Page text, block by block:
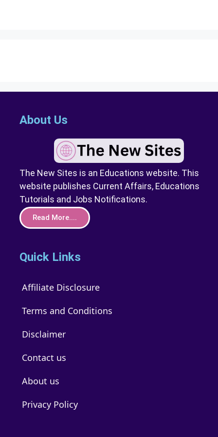
About Us
The New Sites is an Educations website. This
website publishes Current Affairs, Educations
Tutorials and Jobs Notifications.
Read More....
Quick Links
Affiliate Disclosure
Terms and Conditions
Disclaimer
Contact us
About us
Privacy Policy